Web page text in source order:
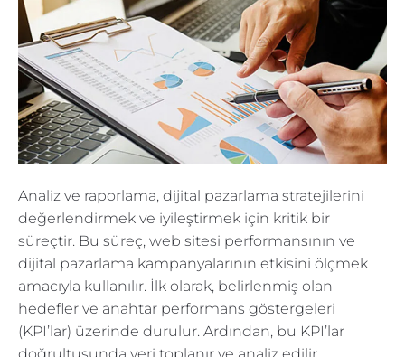
Analiz ve raporlama, dijital pazarlama stratejilerini
değerlendirmek ve iyileştirmek için kritik bir
süreçtir. Bu süreç, web sitesi performansının ve
dijital pazarlama kampanyalarının etkisini ölçmek
amacıyla kullanılır. İlk olarak, belirlenmiş olan
hedefler ve anahtar performans göstergeleri
(KPI’lar) üzerinde durulur. Ardından, bu KPI’lar